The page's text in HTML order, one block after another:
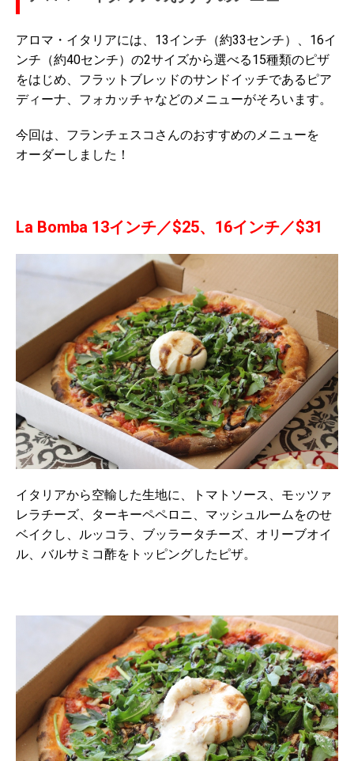
アロマ・イタリアには、13インチ（約33センチ）、16イ
ンチ（約40センチ）の2サイズから選べる15種類のピザ
をはじめ、フラットブレッドのサンドイッチであるピア
ディーナ、フォカッチャなどのメニューがそろいます。
今回は、フランチェスコさんのおすすめのメニューを
オーダーしました！
La Bomba 13インチ／$25、16インチ／$31
イタリアから空輸した生地に、トマトソース、モッツァ
レラチーズ、ターキーペペロニ、マッシュルームをのせ
ベイクし、ルッコラ、ブッラータチーズ、オリーブオイ
ル、バルサミコ酢をトッピングしたピザ。